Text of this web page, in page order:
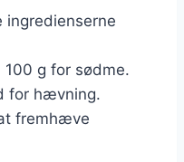
ingredienserne
100 g for sødme.
for hævning.
fremhæve